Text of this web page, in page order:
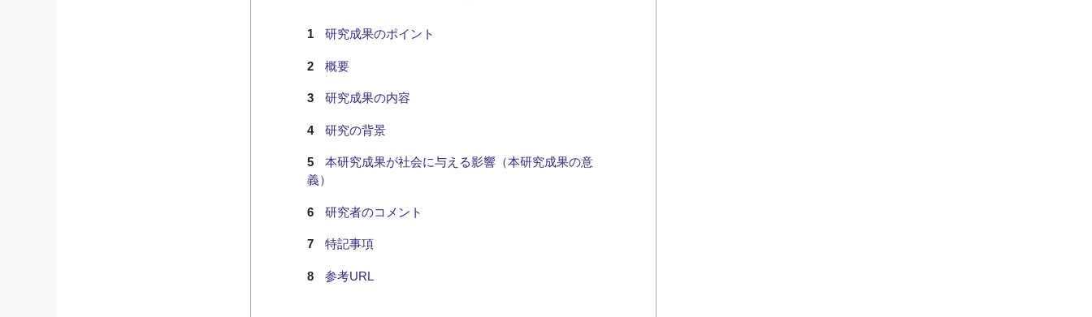
研究成果のポイント
概要
研究成果の内容
研究の背景
本研究成果が社会に与える影響（本研究成果の意
義）
研究者のコメント
特記事項
参考URL